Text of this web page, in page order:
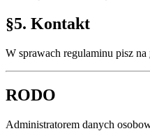
§5. Kontakt
W sprawach regulaminu pisz na
RODO
Administratorem danych